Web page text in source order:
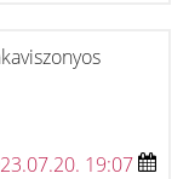
19:07